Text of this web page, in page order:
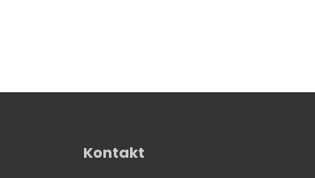
Kontakt